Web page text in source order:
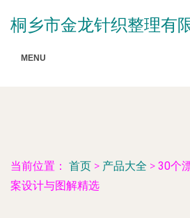
桐乡市金龙针织整理有
MENU
当前位置： 首页 > 产品大全 > 30个
案设计与图解精选